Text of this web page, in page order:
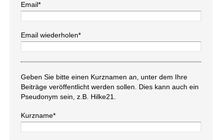
Email*
Email wiederholen*
Geben Sie bitte einen Kurznamen an, unter dem Ihre
Beiträge veröffentlicht werden sollen. Dies kann auch ein
Pseudonym sein, z.B. Hilke21.
Kurzname*